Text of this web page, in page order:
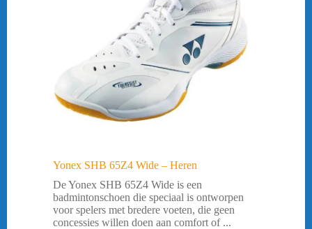
Yonex SHB 65Z4 Wide – Heren
De Yonex SHB 65Z4 Wide is een
badmintonschoen die speciaal is ontworpen
voor spelers met bredere voeten, die geen
concessies willen doen aan comfort of ...